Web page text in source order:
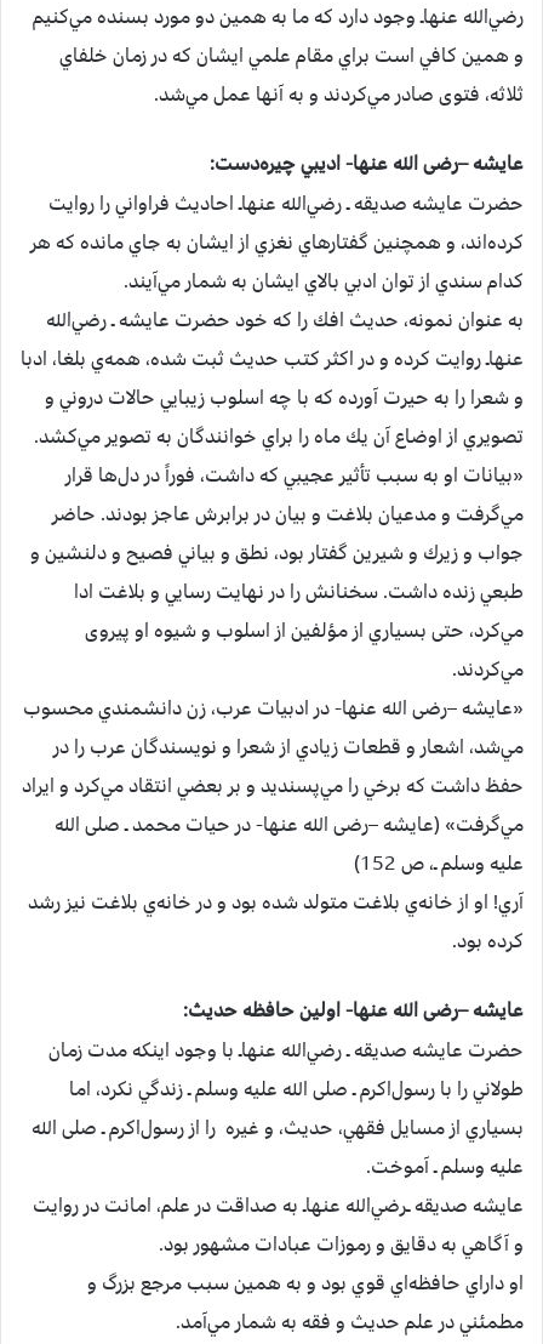
رضي‌الله عنهاـ وجود دارد كه‌ ما به‌ همين‌ دو مورد بسنده‌ مي‌كنيم‌
و همين‌ كافي‌ است‌ براي‌ مقام‌ علمي‌ ايشان‌ كه‌ در زمان‌ خلفاي‌
ثلاثه‌، فتوی‌ صادر مي‌كردند و به‌ آنها عمل‌ مي‌شد.
عايشه –رضی الله عنها-‌ اديبي‌ چيره‌دست‌:
حضرت‌ عايشه صديقه‌ ـ رضي‌الله عنهاـ احاديث‌ فراواني‌ را روايت‌
كرده‌اند، و همچنين‌ گفتارهاي‌ نغزي‌ از ايشان‌ به‌ جاي‌ مانده‌ كه‌ هر
كدام‌ سندي‌ از توان‌ ادبي‌ بالاي‌ ايشان‌ به‌ شمار مي‌آيند.
به‌ عنوان‌ نمونه‌، حديث‌ افك‌ را كه‌ خود حضرت‌ عايشه ـ رضي‌الله
عنهاـ روايت‌ كرده‌ و در اكثر كتب‌ حديث‌ ثبت‌ شده‌، همه‌ي‌ بلغا، ادبا
و شعرا را به‌ حيرت‌ آورده‌ كه‌ با چه‌ اسلوب‌ زيبايي‌ حالات‌ دروني‌ و
تصويري‌ از اوضاع‌ آن‌ يك‌ ماه‌ را براي‌ خوانندگان‌ به‌ تصوير مي‌كشد.
«بيانات‌ او به‌ سبب‌ تأثير عجيبي‌ كه‌ داشت‌، فوراً در دل‌ها قرار
مي‌گرفت‌ و مدعيان‌ بلاغت‌ و بيان‌ در برابرش‌ عاجز بودند. حاضر
جواب‌ و زيرك‌ و شيرين‌ گفتار بود، نطق‌ و بياني‌ فصيح‌ و دلنشين‌ و
طبعي‌ زنده‌ داشت‌. سخنانش‌ را در نهايت‌ رسايي‌ و بلاغت‌ ادا
مي‌كرد، حتی‌ بسياري‌ از مؤلفين‌ از اسلوب‌ و شيوه‌ او پیروی‌
مي‌كردند.
«عايشه –رضی الله عنها-‌ در ادبيات‌ عرب‌، زن‌ دانشمندي‌ محسوب‌
مي‌شد، اشعار و قطعات‌ زيادي‌ از شعرا و نويسندگان‌ عرب‌ را در
حفظ‌ داشت‌ كه‌ برخي‌ را مي‌پسنديد و بر بعضي‌ انتقاد مي‌كرد و ايراد
مي‌گرفت‌» (عايشه –رضی الله عنها-‌ در حيات‌ محمد ـ صلی الله
علیه وسلم ـ، ص‌ 152)
آري‌! او از خانه‌ي‌ بلاغت‌ متولد شده‌ بود و در خانه‌ي‌ بلاغت‌ نيز رشد
كرده‌ بود.
عايشه –رضی الله عنها-‌ اولين‌ حافظه‌ حديث‌:
حضرت‌ عايشه‌ صديقه‌ ـ رضي‌الله عنهاـ با وجود اينكه‌ مدت‌ زمان‌
طولاني‌ را با رسول‌اكرم‌ ـ صلی الله علیه وسلم ـ زندگي‌ نكرد، اما
بسياري‌ از مسايل‌ فقهي‌، حديث‌، و غيره ‌ را از رسول‌اكرم‌ ـ صلی الله
علیه وسلم ـ آموخت‌.
عايشه صديقه‌ ـرضي‌الله عنهاـ به‌ صداقت‌ در علم‌، امانت‌ در روايت‌
و آگاهي‌ به‌ دقايق‌ و رموزات‌ عبادات‌ مشهور بود.
او داراي‌ حافظه‌اي‌ قوي‌ بود و به‌ همين‌ سبب‌ مرجع‌ بزرگ‌ و
مطمئني‌ در علم‌ حديث‌ و فقه‌ به‌ شمار مي‌آمد.